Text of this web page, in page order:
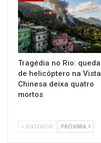
Tragédia no Rio: queda
de helicóptero na Vista
Chinesa deixa quatro
mortos
ANTERIOR PRÓXIMA